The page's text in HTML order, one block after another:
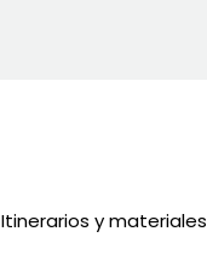
Itinerarios y materiales